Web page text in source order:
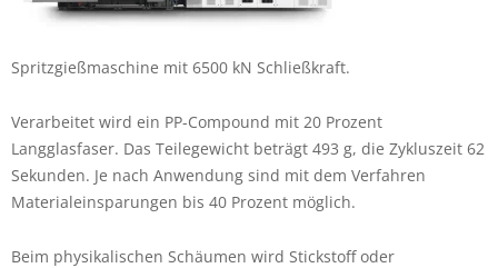
Spritzgießmaschine mit 6500 kN Schließkraft.
Verarbeitet wird ein PP-Compound mit 20 Prozent
Langglasfaser. Das Teilegewicht beträgt 493 g, die Zykluszeit 62
Sekunden. Je nach Anwendung sind mit dem Verfahren
Materialeinsparungen bis 40 Prozent möglich.
Beim physikalischen Schäumen wird Stickstoff oder